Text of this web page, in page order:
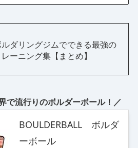
ダリングジムでできる最強の
レーニング集【まとめ】
で流行りのボルダーボール！／
BOULDERBALL ボルダ
ーボール